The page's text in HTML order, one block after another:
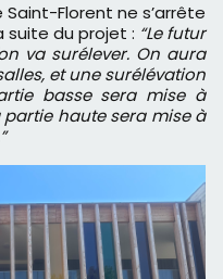
Florent ne s’arrête
suite du projet : “Le futur
va surélever. On aura
et une surélévation
basse sera mise à
haute sera mise à